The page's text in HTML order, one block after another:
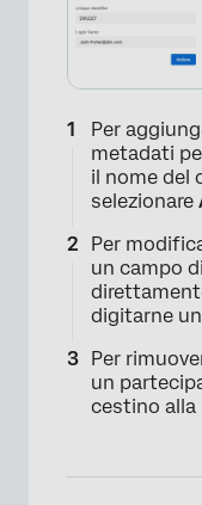
Per
metadati
il nome del
selezionare
Per
un campo
digitarne
Per
un
cestino alla